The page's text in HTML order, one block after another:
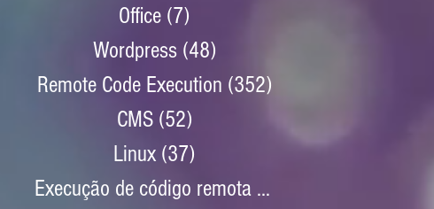
Office (7)
Wordpress (48)
Remote Code Execution (352)
CMS (52)
Linux (37)
Execução de código remota (352)